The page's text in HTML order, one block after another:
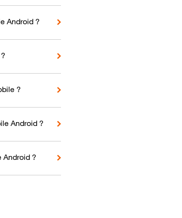
Android ?
?
Android ?
Android ?